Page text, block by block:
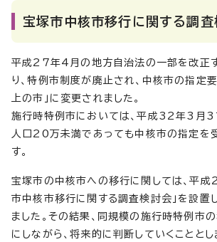
宝塚市中核市移行に関する調
平成27年4月の地方自治法の一部を改正
り、特例市制度が廃止され、中核市の指定
上の市」に変更されました。
施行時特例市においては、平成32年3月
人口20万未満であっても中核市の指定を
す。
宝塚市の中核市への移行に関しては、平
市中核市移行に関する調査検討会」を設置
ました。その結果、同規模の施行時特例市
にしながら、将来的に判断していくこととし